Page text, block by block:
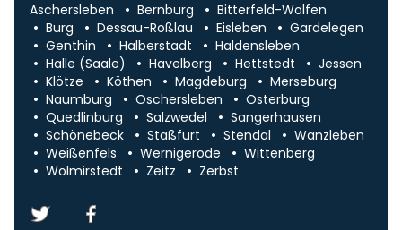
Aschersleben Bernburg
Bitterfeld-Wolfen
Burg
Dessau-Roßlau Eisleben
Gardelegen
Genthin
Halberstadt
Haldensleben
Halle (Saale)
Havelberg Hettstedt
Jessen
Klötze
Köthen Magdeburg
Merseburg
Naumburg
Oschersleben
Osterburg
Quedlinburg
Salzwedel
Sangerhausen
Schönebeck
Staßfurt Stendal
Wanzleben
Weißenfels
Wernigerode
Wittenberg
Wolmirstedt
Zeitz Zerbst